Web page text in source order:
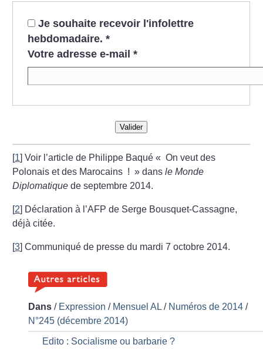
Je souhaite recevoir l'infolettre
hebdomadaire. *
Votre adresse e-mail *
Valider
[1]Voir l’article de Philippe Baqué « On veut des
Polonais et des Marocains ! » dansle Monde
Diplomatique de septembre 2014.
[2] Déclaration à l’AFP de Serge Bousquet-Cassagne,
déjà citée.
[3]Communiqué de presse du mardi 7 octobre 2014.
Dans / Expression / Mensuel AL / Numéros de 2014 /
N°245 (décembre 2014)
Edito : Socialisme ou barbarie ?